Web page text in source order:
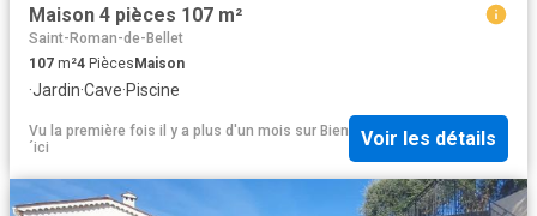
Maison 4 pièces 107 m²
Saint-Roman-de-Bellet
107 m²4 PiècesMaison
·Jardin·Cave·Piscine
Vu la première fois il y a plus d'un mois sur Bien
´ici
Voir les détails